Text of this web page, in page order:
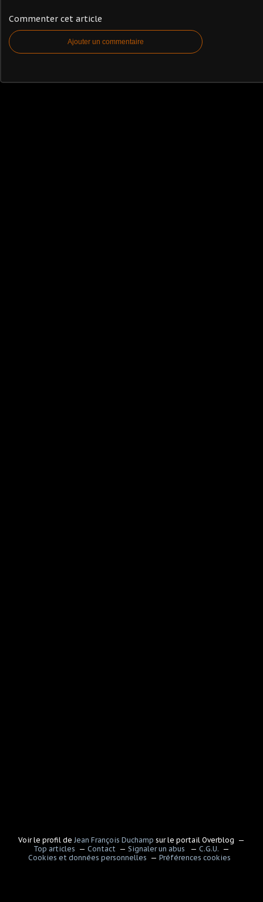
Commenter cet article
Ajouter un commentaire
Voir le profil de Jean François Duchamp sur le portail Overblog
Top articles
Contact Signaler un abus
C.G.U.
Cookies et données personnelles
Préférences cookies